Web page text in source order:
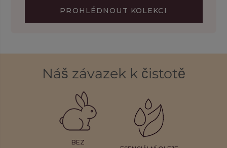
PROHLÉDNOUT KOLEKCI
Náš závazek k čistotě
BEZ